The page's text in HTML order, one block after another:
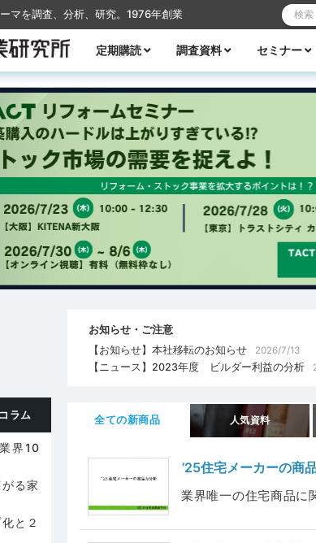
マを調査、分析、研究。1976年創業 検索:
定期購読
月刊TACT
季刊TACTリフォーム
週刊住宅産業エクスプレス
月刊ハウスメーカーレポート
調査資料
全ての資料
ハウスメーカー調査資料
ビルダー調査資料
エリア別着工資料
消費者分析
住宅市場
WEB・デジタル活用
営業ノウハウ
セミナー
受付中のセミ
セミナー一覧
講師紹介
お知らせ・ご注意
【お知らせ】本社移転のお知らせ 2026/7/13
【ニュース】2023年度 ビルダー利益の分析
【お知らせ】住宅産業エクスプレスのバック
【お知らせ】‘23No.1ホームビルダー大全集【
弊社および弊社従業員を装った不審メールに関
全ての新商品 人気資料
’25住宅メーカーの商
業界唯一の住宅商品
ラム
界10
る家
と２